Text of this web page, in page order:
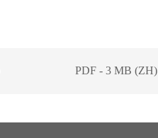
PDF - 3 MB (ZH)